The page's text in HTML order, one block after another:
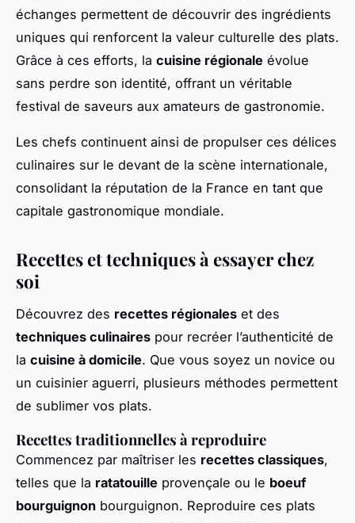
échanges permettent de découvrir des ingrédients
uniques qui renforcent la valeur culturelle des plats.
Grâce à ces efforts, la cuisine régionale évolue
sans perdre son identité, offrant un véritable
festival de saveurs aux amateurs de gastronomie.
Les chefs continuent ainsi de propulser ces délices
culinaires sur le devant de la scène internationale,
consolidant la réputation de la France en tant que
capitale gastronomique mondiale.
Recettes et techniques à essayer chez
soi
Découvrez des recettes régionales et des
techniques culinaires pour recréer l’authenticité de
la cuisine à domicile. Que vous soyez un novice ou
un cuisinier aguerri, plusieurs méthodes permettent
de sublimer vos plats.
Recettes traditionnelles à reproduire
Commencez par maîtriser les recettes classiques,
telles que la ratatouille provençale ou le boeuf
bourguignon bourguignon. Reproduire ces plats